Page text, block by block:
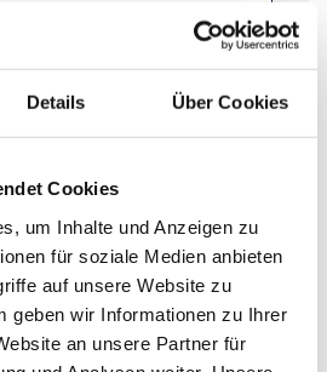
Details Über Cookies
Cookies
um Inhalte und Anzeigen zu
für soziale Medien anbieten
auf unsere Website zu
geben wir Informationen zu Ihrer
an unsere Partner für